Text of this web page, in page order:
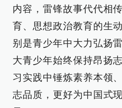
内容，雷锋故事代代相
育、思想政治教育的生
别是青少年中大力弘扬
大青少年始终保持昂扬
习实践中锤炼素养本领
志品质，更好为中国式